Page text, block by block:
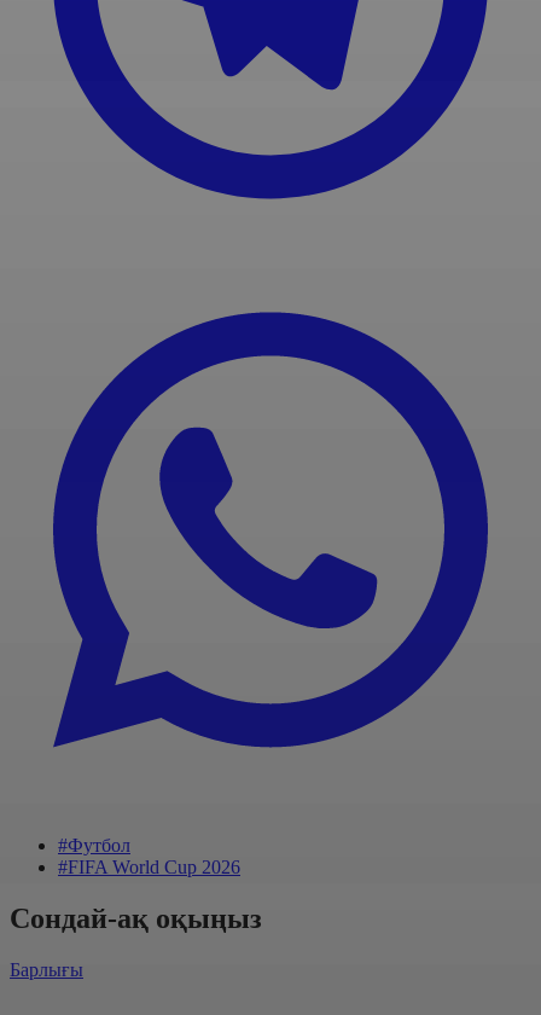
#Футбол
#FIFA World Cup 2026
Сондай-ақ оқыңыз
Барлығы